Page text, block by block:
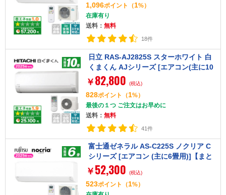
1,096ポイント （1%）
在庫有り
送料： 無料
18件
日立 RAS-AJ2825S スターホワイト 白
くまくん AJシリーズ [エアコン(主に10
畳用)]【まとめ買い対象B】
￥ 82,800 (税込)
828ポイント （1%）
最後の１つ ご注文はお早めに
送料： 無料
41件
富士通ゼネラル AS-C225S ノクリア C
シリーズ [エアコン (主に6畳用)]【まと
め買い対象B】
￥ 52,300 (税込)
523ポイント （1%）